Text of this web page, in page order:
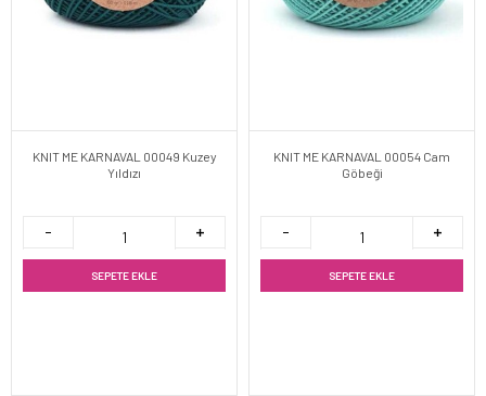
KNIT ME KARNAVAL 00049 Kuzey
Yıldızı
SEPETE EKLE
KNIT ME KARNAVAL 00054 Cam
Göbeği
SEPETE EKLE